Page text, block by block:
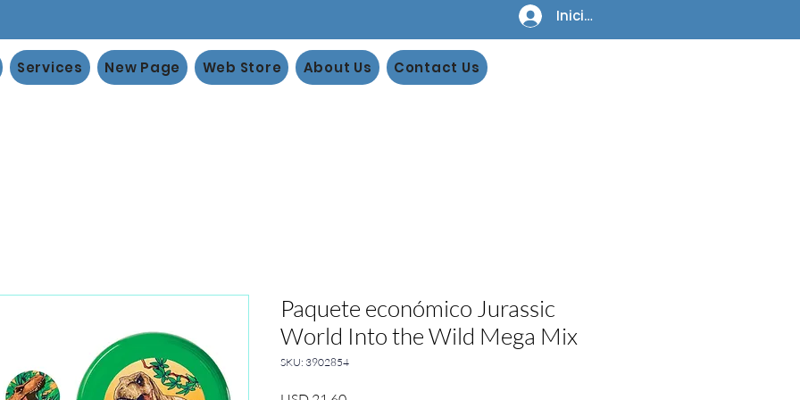
Iniciar sesión
Services New Page Web Store About Us Contact Us
Paquete económico Jurassic
World Into the Wild Mega Mix
SKU: 3902854